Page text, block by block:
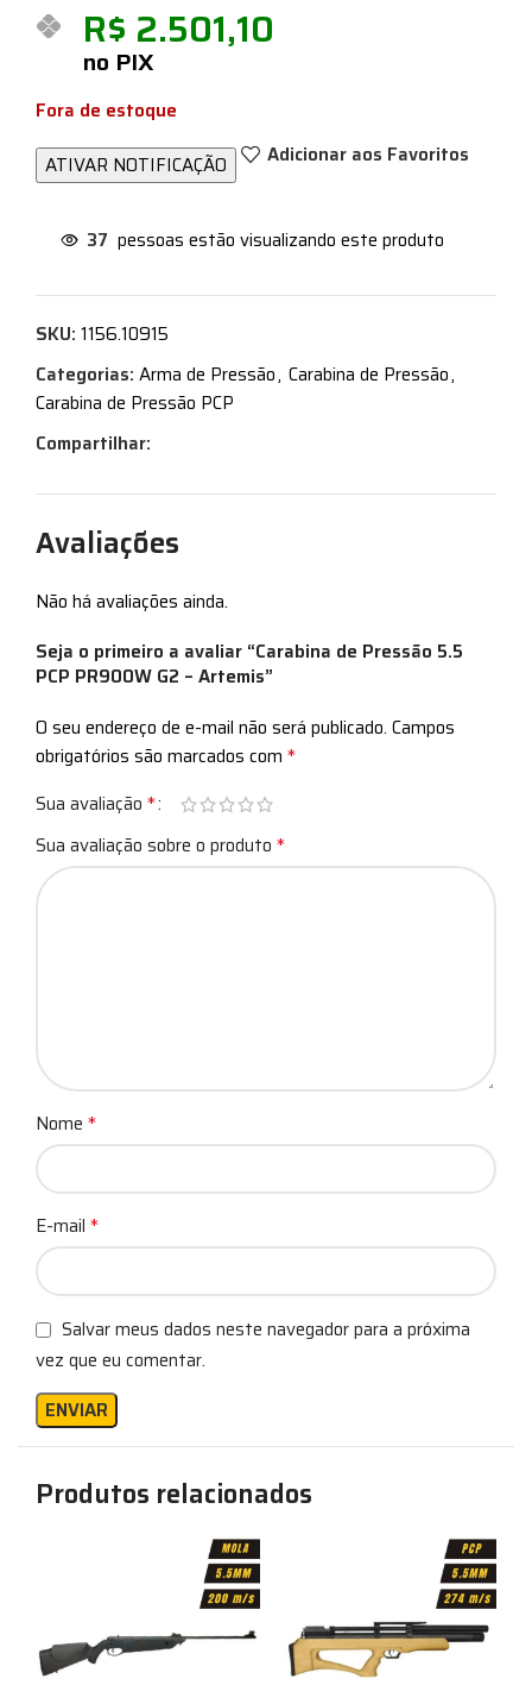
R$ 2.501,10
no PIX
Fora de estoque
Adicionar aos Favoritos
37 pessoas estão visualizando este produto
SKU: 1156.10915
Categorias: Arma de Pressão, Carabina de Pressão,
Carabina de Pressão PCP
Compartilhar:
Avaliações
Não há avaliações ainda.
Seja o primeiro a avaliar “Carabina de Pressão 5.5
PCP PR900W G2 – Artemis”
O seu endereço de e-mail não será publicado. Campos
obrigatórios são marcados com *
Sua avaliação *
Sua avaliação sobre o produto *
Nome *
E-mail *
Salvar meus dados neste navegador para a próxima
vez que eu comentar.
Produtos relacionados